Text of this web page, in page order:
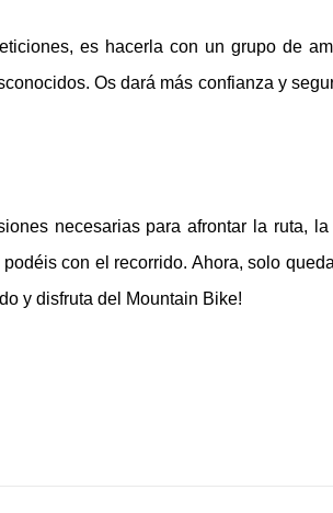
es hacerla con un grupo de
Os dará más confianza y
necesarias para afrontar la ruta, la
con el recorrido. Ahora, solo
y disfruta del Mountain Bike!